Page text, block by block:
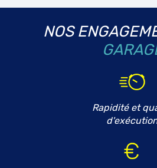
NOS
Rapidité et